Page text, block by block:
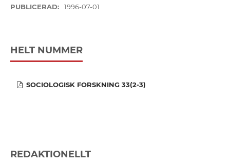
PUBLICERAD: 1996-07-01
HELT NUMMER
SOCIOLOGISK FORSKNING 33(2-3)
REDAKTIONELLT